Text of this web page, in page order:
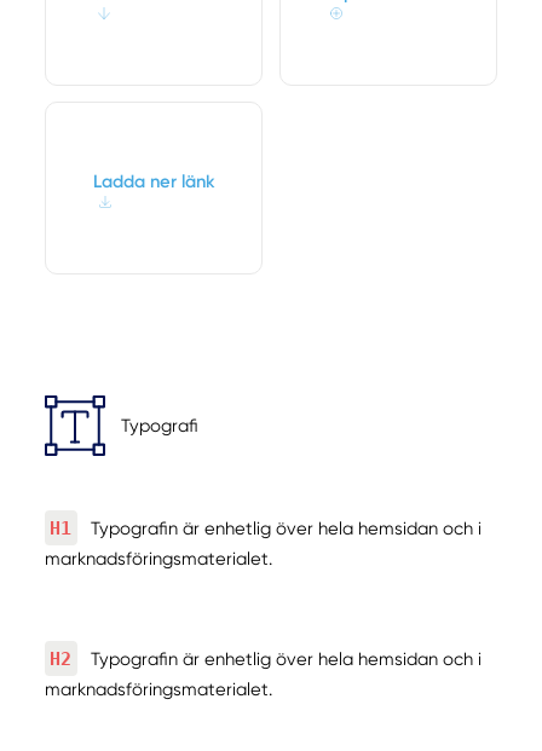
Ladda ner länk
Typografi
H1
Typografin är enhetlig över hela hemsidan och i
marknadsföringsmaterialet.
H2
Typografin är enhetlig över hela hemsidan och i
marknadsföringsmaterialet.